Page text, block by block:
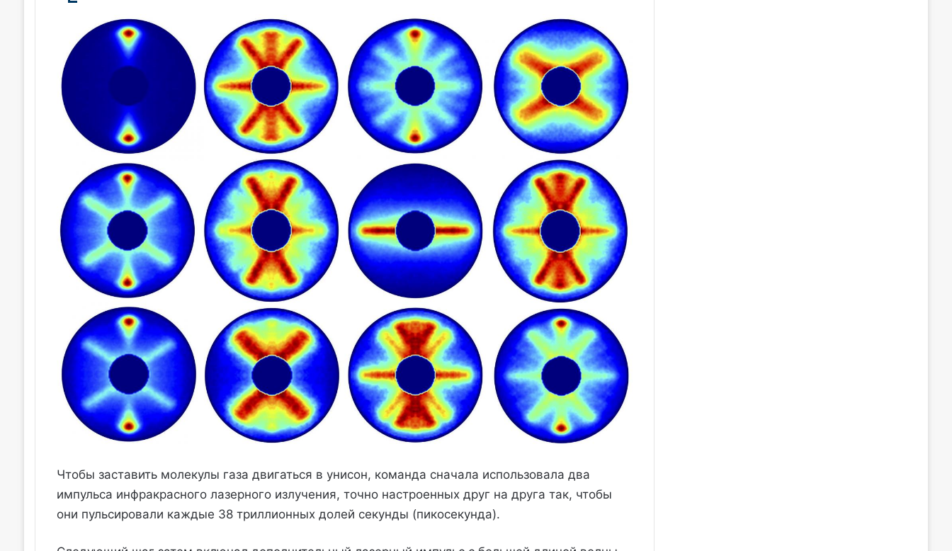
Чтобы заставить молекулы газа двигаться в унисон, команда сначала использовала два
импульса инфракрасного лазерного излучения, точно настроенных друг на друга так, чтобы
они пульсировали каждые 38 триллионных долей секунды (пикосекунда).